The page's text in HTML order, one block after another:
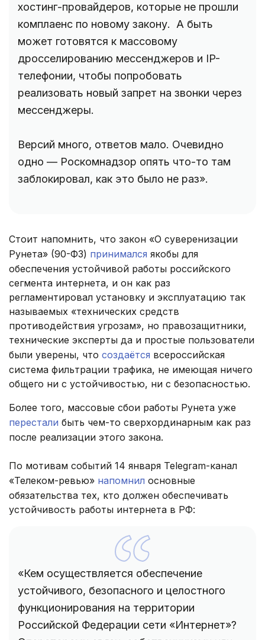
хостинг-провайдеров, которые не прошли
комплаенс по новому закону. А быть
может готовятся к массовому
дросселированию мессенджеров и IP-
телефонии, чтобы попробовать
реализовать новый запрет на звонки через
мессенджеры.
Версий много, ответов мало. Очевидно
одно — Роскомнадзор опять что-то там
заблокировал, как это было не раз».
Стоит напомнить, что закон «О суверенизации
Рунета» (90-ФЗ) принимался якобы для
обеспечения устойчивой работы российского
сегмента интернета, и он как раз
регламентировал установку и эксплуатацию так
называемых «технических средств
противодействия угрозам», но правозащитники,
технические эксперты да и простые пользователи
были уверены, что создаётся всероссийская
система фильтрации трафика, не имеющая ничего
общего ни с устойчивостью, ни с безопасностью.
Более того, массовые сбои работы Рунета уже
перестали быть чем-то сверхординарным как раз
после реализации этого закона.
По мотивам событий 14 января Telegram-канал
«Телеком-ревью» напомнил основные
обязательства тех, кто должен обеспечивать
устойчивость работы интернета в РФ:
«Кем осуществляется обеспечение
устойчивого, безопасного и целостного
функционирования на территории
Российской Федерации сети «Интернет»?